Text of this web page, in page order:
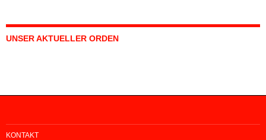
UNSER AKTUELLER ORDEN
KONTAKT